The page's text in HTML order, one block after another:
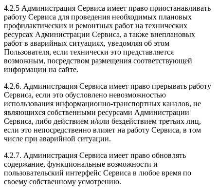
4.2.5 Администрация Сервиса имеет право приостанавливать
работу Сервиса для проведения необходимых плановых
профилактических и ремонтных работ на технических
ресурсах Администрации Сервиса, а также внеплановых
работ в аварийных ситуациях, уведомляя об этом
Пользователя, если технически это представляется
возможным, посредством размещения соответствующей
информации на сайте.
4.2.6. Администрация Сервиса имеет право прерывать работу
Сервиса, если это обусловлено невозможностью
использования информационно-транспортных каналов, не
являющихся собственными ресурсами Администрации
Сервиса, либо действием и/или бездействием третьих лиц,
если это непосредственно влияет на работу Сервиса, в том
числе при аварийной ситуации.
4.2.7. Администрация Сервиса имеет право обновлять
содержание, функциональные возможности и
пользовательский интерфейс Сервиса в любое время по
своему собственному усмотрению.